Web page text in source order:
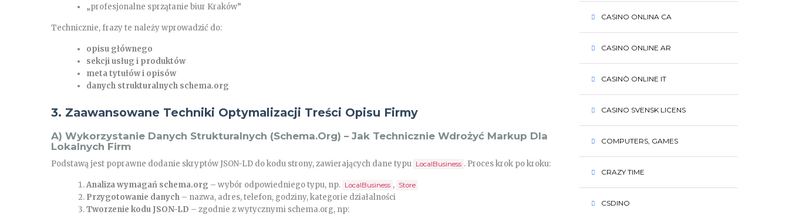
CASINO ONLINA CA
CASINO ONLINE AR
CASINÒ ONLINE IT
CASINO SVENSK LICENS
COMPUTERS, GAMES
CRAZY TIME
CSDINO
„profesjonalne sprzątanie biur Kraków”
Technicznie, frazy te należy wprowadzić do:
opisu głównego
sekcji usług i produktów
meta tytułów i opisów
danych strukturalnych schema.org
3. Zaawansowane Techniki Optymalizacji Treści Opisu Firmy
A) Wykorzystanie Danych Strukturalnych (Schema.org) – Jak Technicznie Wdrożyć Markup Dla
Lokalnych Firm
Podstawą jest poprawne dodanie skryptów JSON-LD do kodu strony, zawierających dane typu LocalBusiness . Proces krok po kroku:
Analiza wymagań schema.org – wybór odpowiedniego typu, np. LocalBusiness , Store
Przygotowanie danych – nazwa, adres, telefon, godziny, kategorie działalności
Tworzenie kodu JSON-LD – zgodnie z wytycznymi schema.org, np: